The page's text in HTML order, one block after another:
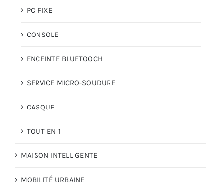
PC FIXE
CONSOLE
ENCEINTE BLUETOOCH
SERVICE MICRO-SOUDURE
CASQUE
TOUT EN 1
MAISON INTELLIGENTE
MOBILITÉ URBAINE